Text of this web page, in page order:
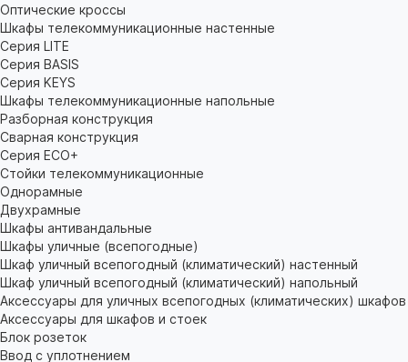
Оптические кроссы
Шкафы телекоммуникационные настенные
Cерия LITE
Cерия BASIS
Cерия KEYS
Шкафы телекоммуникационные напольные
Разборная конструкция
Сварная конструкция
Серия ECO+
Стойки телекоммуникационные
Однорамные
Двухрамные
Шкафы антивандальные
Шкафы уличные (всепогодные)
Шкаф уличный всепогодный (климатический) настенный
Шкаф уличный всепогодный (климатический) напольный
Аксессуары для уличных всепогодных (климатических) шкафов
Аксессуары для шкафов и стоек
Блок розеток
Ввод с уплотнением